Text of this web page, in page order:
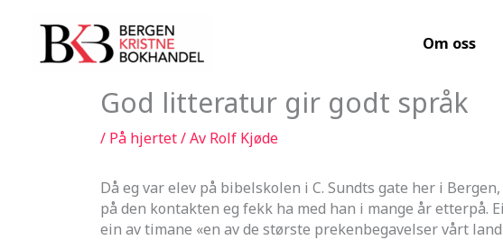
Om oss
God litteratur gir godt språk
/ På hjertet/ Av Rolf Kjøde
Då eg var elev på bibelskolen i C. Sundts gate her i
på den kontakten eg fekk ha med han i mange år etterpå.
ein av timane «en av de største prekenbegavelser vårt